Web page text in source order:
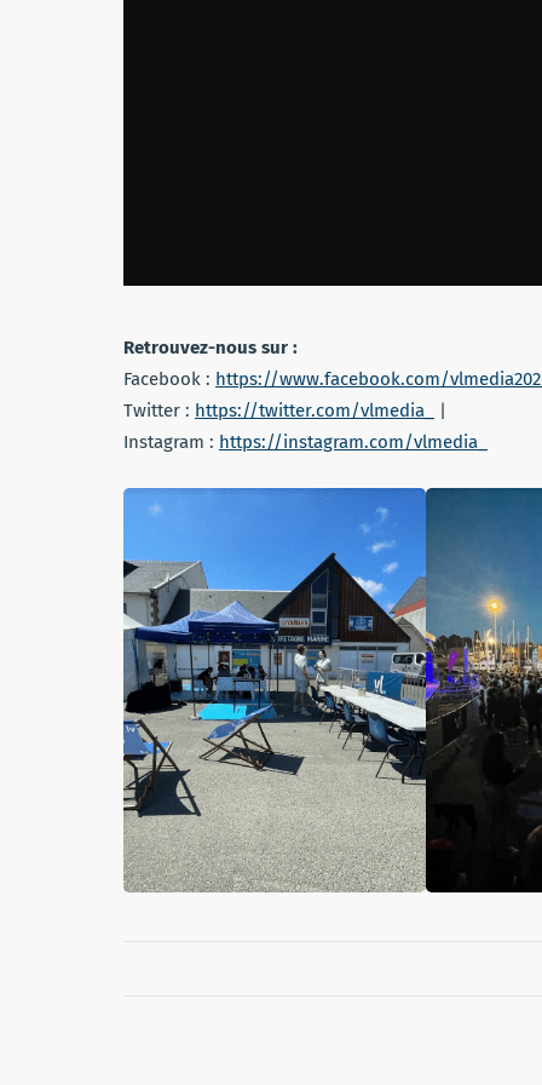
Retrouvez-nous sur :
Facebook : https://www.facebook.com/
Twitter : https://twitter.com/vlmedia_
|
Instagram : https://instagram.com/vlmedia_